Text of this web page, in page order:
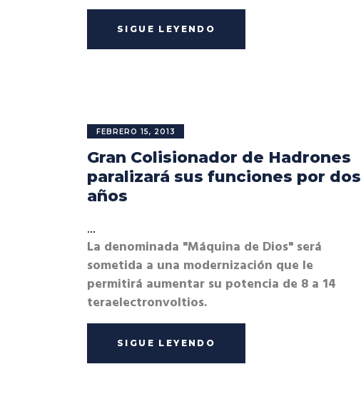
SIGUE LEYENDO
FEBRERO 15, 2013
Gran Colisionador de Hadrones
paralizará sus funciones por dos
años
La denominada "Máquina de Dios" será
sometida a una modernización que le
permitirá aumentar su potencia de 8 a 14
teraelectronvoltios.
SIGUE LEYENDO